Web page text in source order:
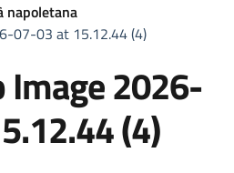
napoletana
07-03 at 15.12.44 (4)
2026-
(4)